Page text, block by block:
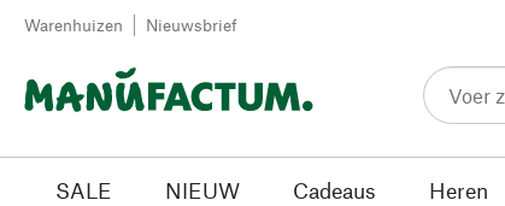
Passer au contenu
Warenhuizen Nieuwsbrief
SALE NIEUW Cadeaus Heren